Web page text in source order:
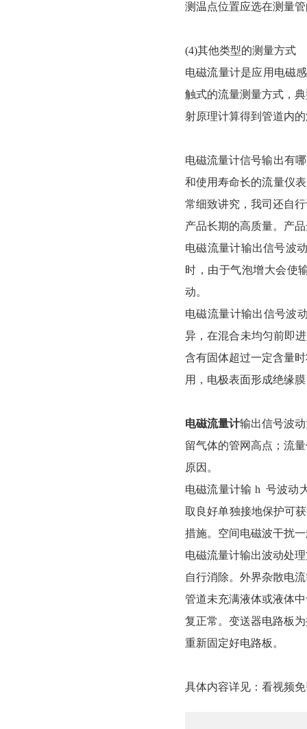
测温点位置应选在测量管
(4)其他类型的测量方式
电磁流量计是应用电磁感
触式的流量测量方式
射原理计算得到管道内的
电磁流量计信号输出有哪
和使用寿命长的流量仪表
常细致讲究，我司还
产品长期的高质量。产
电磁流量计输出信号波动
时，由于气泡增大会
动。
电磁流量计输出信号波动
异，在混合未均匀前
含有固体超过一定含量时
用，电极表面形成绝缘
电磁流量计输出信号波动
留气体的管网高点；流
原因。
电磁流量计输 h 号波动大
取良好单独接地保护可获
措施。空间电磁波干
电磁流量计输出波动处理
自行消除。外界杂散电
管道未充满液体或液体中
复正常。变送器电路板为
重新固定好电路板。
具体内容详见： 看视频